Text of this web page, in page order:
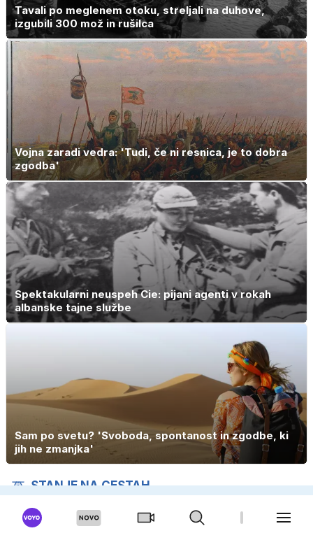
Tavali po meglenem otoku, streljali na duhove,
izgubili 300 mož in rušilca
Vojna zaradi vedra: 'Tudi, če ni resnica, je to dobra
zgodba'
Spektakularni neuspeh Cie: pijani agenti v rokah
albanske tajne službe
Sam po svetu? 'Svoboda, spontanost in zgodbe, ki
jih ne zmanjka'
STANJE NA CESTAH
NESREČE (0) ZASTOJI (15)